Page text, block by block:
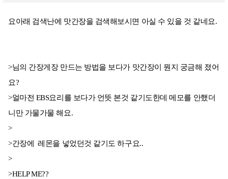
요아래 검색난에 맛간장을 검색해보시면 아실 수 있을 것 같네요.
>님의 간장게장 만드는 방법을 보다가 맛간장이 뭔지 궁금해 졌어
요?
>얼마전 EBS요리를 보다가 언뜻 본것 같기도한데 메모를 안했더
니만 가물가물 해요.
>
>간장에 레몬을 넣었던것 같기도 하구요..
>
>HELP ME??